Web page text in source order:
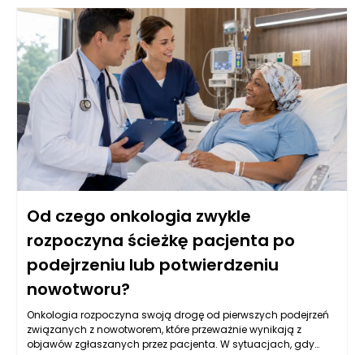
dysponuje narzędziami oraz wiedzą, aby dokładnie ocenić,
czy korzeń zęba nadaje się do dalszej odbudowy. Dzięki
nowoczesnym technologiom, takim jak zdjęcia rentgenowskie
czy tomografia komputerowa, można mieć pewność, że
podejmowane decyzje są zawsze oparte na rzetelnych
danych.
Od czego onkologia zwykle
rozpoczyna ścieżkę pacjenta po
podejrzeniu lub potwierdzeniu
nowotworu?
Onkologia rozpoczyna swoją drogę od pierwszych podejrzeń
związanych z nowotworem, które przeważnie wynikają z
objawów zgłaszanych przez pacjenta. W sytuacjach, gdy